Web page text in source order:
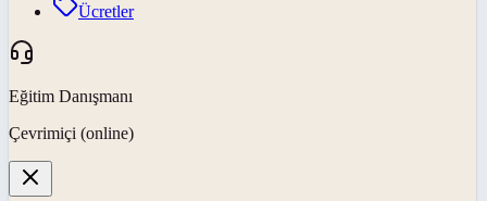
Ücretler
Eğitim Danışmanı
Çevrimiçi (online)